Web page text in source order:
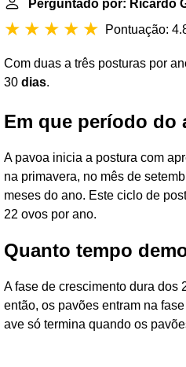
Perguntado por: Ricardo
Pontuação:
Com duas a três posturas por
30 dias.
Em que período do
A pavoa inicia a postura com
na primavera, no mês de
meses do ano. Este ciclo de
22 ovos por ano.
Quanto tempo
A fase de crescimento dura dos
então, os pavões entram na
ave só termina quando os